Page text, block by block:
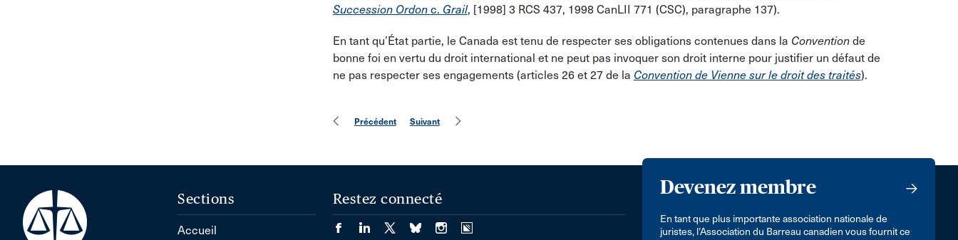
Succession Ordon c. Grail, [1998] 3 RCS 437, 1998 CanLII 771 (CSC), paragraphe 137).
En tant qu’État partie, le Canada est tenu de respecter ses obligations contenues dans la Conventionde
bonne foi en vertu du droit international et ne peut pas invoquer son droit interne pour justifier un défaut de
ne pas respecter ses engagements (articles 26 et 27 de la Convention de Vienne sur le droit des traités).
Précédent Suivant
Devenez membre
En tant que plus importante association nationale de
juristes, l’Association du Barreau canadien vous fournit ce
Sections
Accueil
Restez connecté